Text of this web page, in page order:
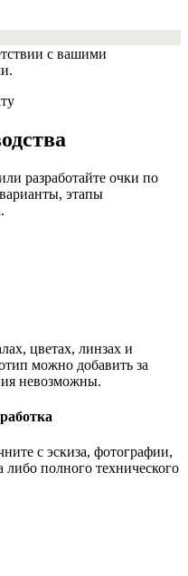
с вашими
разработайте очки по
этапы
цветах, линзах и
можно добавить за
невозможны.
с эскиза, фотографии,
либо полного технического